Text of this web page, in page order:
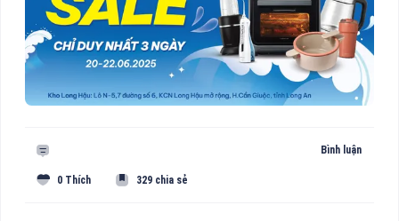
Bình luận
0 Thích 329 chia sẻ